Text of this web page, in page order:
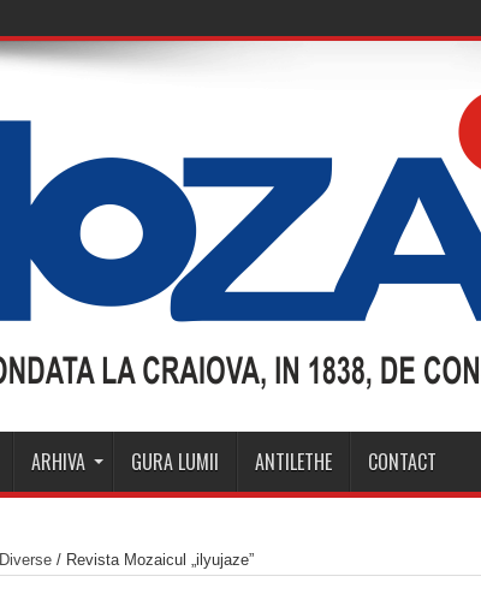
ARHIVA GURA LUMII ANTILETHE CONTACT
Diverse / Revista Mozaicul „ilyujaze”